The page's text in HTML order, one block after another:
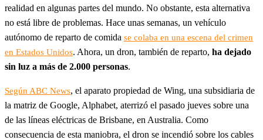
realidad en algunas partes del mundo. No obstante, esta alternativa
no está libre de problemas. Hace unas semanas, un vehículo
autónomo de reparto de comida se colaba en una escena del crimen
en Estados Unidos. Ahora, un dron, también de reparto, ha dejado
sin luz a más de 2.000 personas.
Según ABC News, el aparato propiedad de Wing, una subsidiaria de
la matriz de Google, Alphabet, aterrizó el pasado jueves sobre una
de las líneas eléctricas de Brisbane, en Australia. Como
consecuencia de esta maniobra, el dron se incendió sobre los cables